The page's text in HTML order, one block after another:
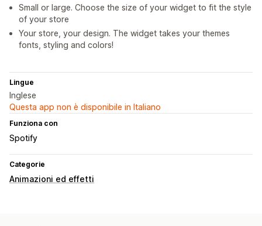
Small or large. Choose the size of your widget to fit the style
of your store
Your store, your design. The widget takes your themes
fonts, styling and colors!
Lingue
Inglese
Questa app non è disponibile in Italiano
Funziona con
Spotify
Categorie
Animazioni ed effetti